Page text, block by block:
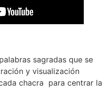
sagradas que se
y visualización
chacra para centrar la